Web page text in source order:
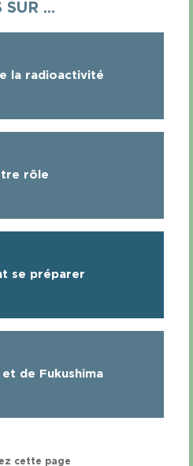
SUR ...
la radioactivité
rôle
se préparer
de Fukushima
cette page